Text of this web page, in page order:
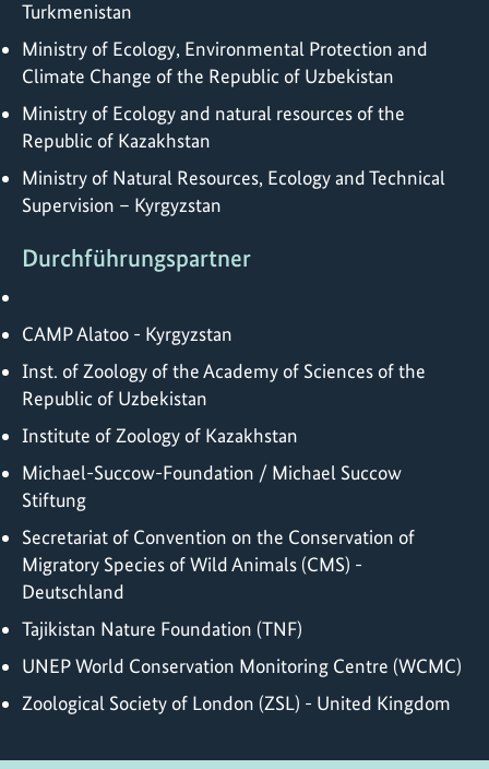
Turkmenistan
Ministry of Ecology, Environmental Protection and
Climate Change of the Republic of Uzbekistan
Ministry of Ecology and natural resources of the
Republic of Kazakhstan
Ministry of Natural Resources, Ecology and Technical
Supervision – Kyrgyzstan
Durchführungspartner
CAMP Alatoo - Kyrgyzstan
Inst. of Zoology of the Academy of Sciences of the
Republic of Uzbekistan
Institute of Zoology of Kazakhstan
Michael-Succow-Foundation / Michael Succow
Stiftung
Secretariat of Convention on the Conservation of
Migratory Species of Wild Animals (CMS) -
Deutschland
Tajikistan Nature Foundation (TNF)
UNEP World Conservation Monitoring Centre (WCMC)
Zoological Society of London (ZSL) - United Kingdom